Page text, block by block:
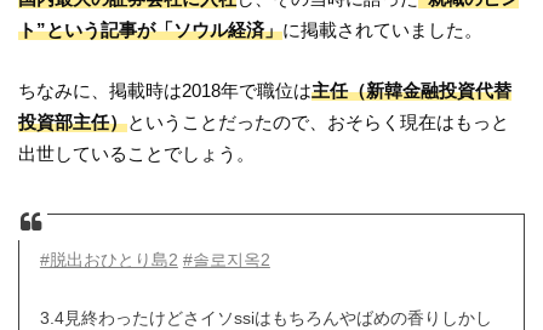
ト”という記事が「ソウル経済」に掲載されていました。
ちなみに、掲載時は2018年で職位は主任（新韓金融投資代替
投資部主任）ということだったので、おそらく現在はもっと
出世していることでしょう。
#脱出おひとり島2 #솔로지옥2
3.4見終わったけどさイソssiはもちろんやばめの香りしかし